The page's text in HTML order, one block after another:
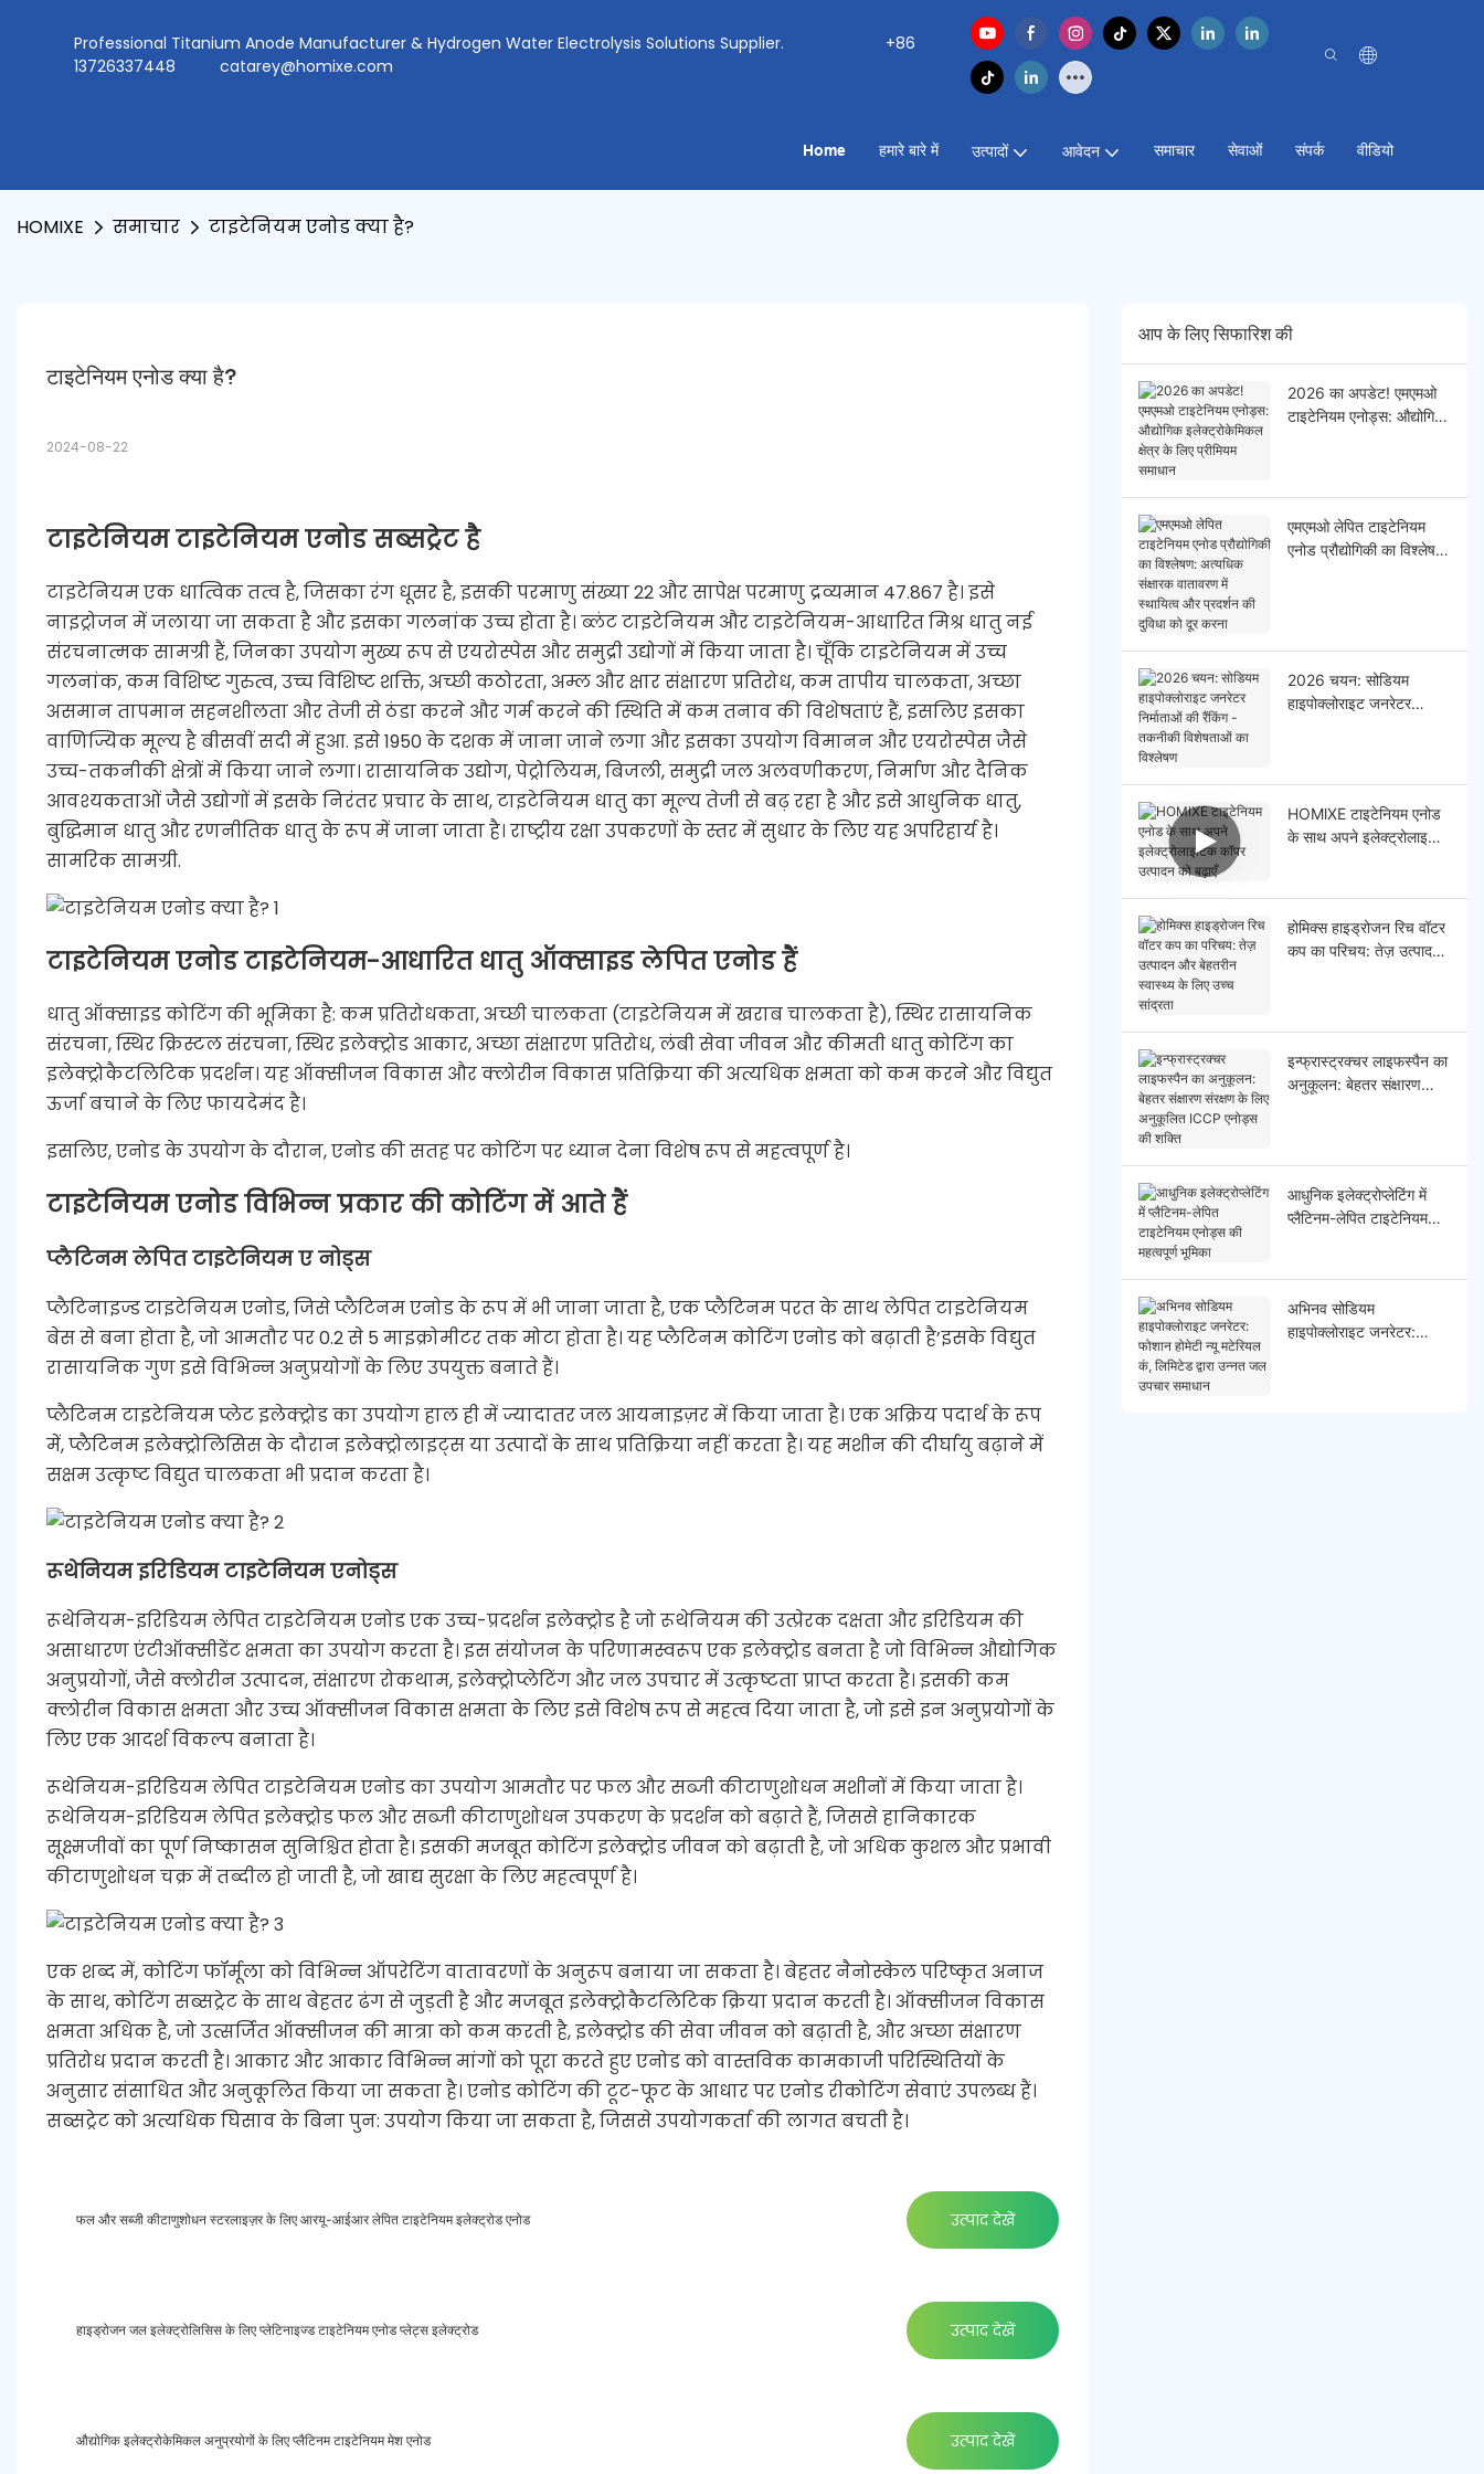
Professional Titanium Anode Manufacturer & Hydrogen Water Electrolysis Solutions Supplier.
+86
13726337448
catarey@homixe.com
Home हमारे बारे में उत्पादों आवेदन समाचार सेवाओं संपर्क वीडियो
HOMIXE समाचार टाइटेनियम एनोड क्या है?
टाइटेनियम एनोड क्या है?
2024-08-22
टाइटेनियम टाइटेनियम एनोड सब्सट्रेट है
टाइटेनियम एक धात्विक तत्व है, जिसका रंग धूसर है, इसकी परमाणु संख्या 22 और सापेक्ष परमाणु द्रव्यमान 47.867 है। इसे
नाइट्रोजन में जलाया जा सकता है और इसका गलनांक उच्च होता है। ब्लंट टाइटेनियम और टाइटेनियम-आधारित मिश्र धातु नई
संरचनात्मक सामग्री हैं, जिनका उपयोग मुख्य रूप से एयरोस्पेस और समुद्री उद्योगों में किया जाता है। चूँकि टाइटेनियम में उच्च
गलनांक, कम विशिष्ट गुरुत्व, उच्च विशिष्ट शक्ति, अच्छी कठोरता, अम्ल और क्षार संक्षारण प्रतिरोध, कम तापीय चालकता, अच्छा
असमान तापमान सहनशीलता और तेजी से ठंडा करने और गर्म करने की स्थिति में कम तनाव की विशेषताएं हैं, इसलिए इसका
वाणिज्यिक मूल्य है बीसवीं सदी में हुआ. इसे 1950 के दशक में जाना जाने लगा और इसका उपयोग विमानन और एयरोस्पेस जैसे
उच्च-तकनीकी क्षेत्रों में किया जाने लगा। रासायनिक उद्योग, पेट्रोलियम, बिजली, समुद्री जल अलवणीकरण, निर्माण और दैनिक
आवश्यकताओं जैसे उद्योगों में इसके निरंतर प्रचार के साथ, टाइटेनियम धातु का मूल्य तेजी से बढ़ रहा है और इसे आधुनिक धातु,
बुद्धिमान धातु और रणनीतिक धातु के रूप में जाना जाता है। राष्ट्रीय रक्षा उपकरणों के स्तर में सुधार के लिए यह अपरिहार्य है।
सामरिक सामग्री.
टाइटेनियम एनोड टाइटेनियम-आधारित धातु ऑक्साइड लेपित एनोड हैं
धातु ऑक्साइड कोटिंग की भूमिका है: कम प्रतिरोधकता, अच्छी चालकता (टाइटेनियम में खराब चालकता है), स्थिर रासायनिक
संरचना, स्थिर क्रिस्टल संरचना, स्थिर इलेक्ट्रोड आकार, अच्छा संक्षारण प्रतिरोध, लंबी सेवा जीवन और कीमती धातु कोटिंग का
इलेक्ट्रोकैटलिटिक प्रदर्शन। यह ऑक्सीजन विकास और क्लोरीन विकास प्रतिक्रिया की अत्यधिक क्षमता को कम करने और विद्युत
ऊर्जा बचाने के लिए फायदेमंद है।
इसलिए, एनोड के उपयोग के दौरान, एनोड की सतह पर कोटिंग पर ध्यान देना विशेष रूप से महत्वपूर्ण है।
टाइटेनियम एनोड विभिन्न प्रकार की कोटिंग में आते हैं
प्लैटिनम लेपित टाइटेनियम एनोड्स
प्लैटिनाइज्ड टाइटेनियम एनोड, जिसे प्लैटिनम एनोड के रूप में भी जाना जाता है, एक प्लैटिनम परत के साथ लेपित टाइटेनियम
बेस से बना होता है, जो आमतौर पर 0.2 से 5 माइक्रोमीटर तक मोटा होता है। यह प्लैटिनम कोटिंग एनोड को बढ़ाती है’इसके विद्युत
रासायनिक गुण इसे विभिन्न अनुप्रयोगों के लिए उपयुक्त बनाते हैं।
प्लैटिनम टाइटेनियम प्लेट इलेक्ट्रोड का उपयोग हाल ही में ज्यादातर जल आयनाइज़र में किया जाता है। एक अक्रिय पदार्थ के रूप
में, प्लैटिनम इलेक्ट्रोलिसिस के दौरान इलेक्ट्रोलाइट्स या उत्पादों के साथ प्रतिक्रिया नहीं करता है। यह मशीन की दीर्घायु बढ़ाने में
सक्षम उत्कृष्ट विद्युत चालकता भी प्रदान करता है।
रूथेनियम इरिडियम टाइटेनियम एनोड्स
रूथेनियम-इरिडियम लेपित टाइटेनियम एनोड एक उच्च-प्रदर्शन इलेक्ट्रोड है जो रूथेनियम की उत्प्रेरक दक्षता और इरिडियम की
असाधारण एंटीऑक्सीडेंट क्षमता का उपयोग करता है। इस संयोजन के परिणामस्वरूप एक इलेक्ट्रोड बनता है जो विभिन्न औद्योगिक
अनुप्रयोगों, जैसे क्लोरीन उत्पादन, संक्षारण रोकथाम, इलेक्ट्रोप्लेटिंग और जल उपचार में उत्कृष्टता प्राप्त करता है। इसकी कम
क्लोरीन विकास क्षमता और उच्च ऑक्सीजन विकास क्षमता के लिए इसे विशेष रूप से महत्व दिया जाता है, जो इसे इन अनुप्रयोगों के
लिए एक आदर्श विकल्प बनाता है।
रूथेनियम-इरिडियम लेपित टाइटेनियम एनोड का उपयोग आमतौर पर फल और सब्जी कीटाणुशोधन मशीनों में किया जाता है।
रूथेनियम-इरिडियम लेपित इलेक्ट्रोड फल और सब्जी कीटाणुशोधन उपकरण के प्रदर्शन को बढ़ाते हैं, जिससे हानिकारक
सूक्ष्मजीवों का पूर्ण निष्कासन सुनिश्चित होता है। इसकी मजबूत कोटिंग इलेक्ट्रोड जीवन को बढ़ाती है, जो अधिक कुशल और प्रभावी
कीटाणुशोधन चक्र में तब्दील हो जाती है, जो खाद्य सुरक्षा के लिए महत्वपूर्ण है।
एक शब्द में, कोटिंग फॉर्मूला को विभिन्न ऑपरेटिंग वातावरणों के अनुरूप बनाया जा सकता है। बेहतर नैनोस्केल परिष्कृत अनाज
के साथ, कोटिंग सब्सट्रेट के साथ बेहतर ढंग से जुड़ती है और मजबूत इलेक्ट्रोकैटलिटिक क्रिया प्रदान करती है। ऑक्सीजन विकास
क्षमता अधिक है, जो उत्सर्जित ऑक्सीजन की मात्रा को कम करती है, इलेक्ट्रोड की सेवा जीवन को बढ़ाती है, और अच्छा संक्षारण
प्रतिरोध प्रदान करती है। आकार और आकार विभिन्न मांगों को पूरा करते हुए एनोड को वास्तविक कामकाजी परिस्थितियों के
अनुसार संसाधित और अनुकूलित किया जा सकता है। एनोड कोटिंग की टूट-फूट के आधार पर एनोड रीकोटिंग सेवाएं उपलब्ध हैं।
सब्सट्रेट को अत्यधिक घिसाव के बिना पुन: उपयोग किया जा सकता है, जिससे उपयोगकर्ता की लागत बचती है।
फल और सब्जी कीटाणुशोधन स्टरलाइज़र के लिए आरयू-आईआर लेपित टाइटेनियम इलेक्ट्रोड एनोड उत्पाद देखें
हाइड्रोजन जल इलेक्ट्रोलिसिस के लिए प्लेटिनाइज्ड टाइटेनियम एनोड प्लेट्स इलेक्ट्रोड उत्पाद देखें
औद्योगिक इलेक्ट्रोकेमिकल अनुप्रयोगों के लिए प्लैटिनम टाइटेनियम मेश एनोड उत्पाद देखें
आप के लिए सिफारिश की
2026 का अपडेट! एमएमओ
टाइटेनियम एनोड्स: औद्योगिक
एमएमओ लेपित टाइटेनियम
एनोड प्रौद्योगिकी का विश्लेषण:
2026 चयन: सोडियम
हाइपोक्लोराइट जनरेटर
HOMlXE टाइटेनियम एनोड
के साथ अपने इलेक्ट्रोलाइटिक
होमिक्स हाइड्रोजन रिच वॉटर
कप का परिचय: तेज़ उत्पादन
इन्फ्रास्ट्रक्चर लाइफस्पैन का
अनुकूलन: बेहतर संक्षारण
आधुनिक इलेक्ट्रोप्लेटिंग में
प्लैटिनम-लेपित टाइटेनियम
अभिनव सोडियम
हाइपोक्लोराइट जनरेटर: